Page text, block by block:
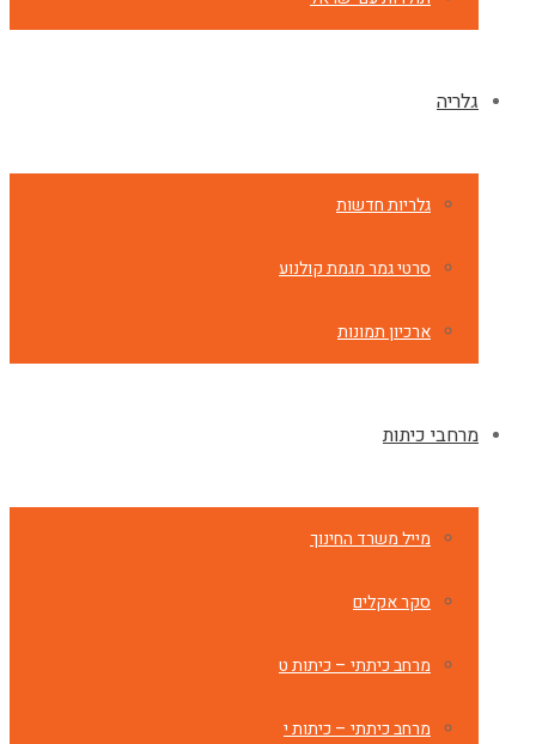
גלריה
גלריות חדשות
סרטי גמר מגמת קולנוע
ארכיון תמונות
מרחבי כיתות
מייל משרד החינוך
סקר אקלים
מרחב כיתתי – כיתות ט
מרחב כיתתי – כיתות י